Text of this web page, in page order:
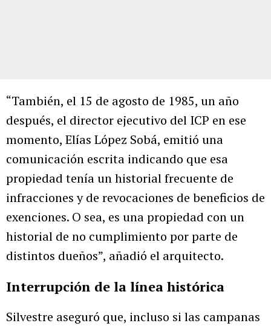
“También, el 15 de agosto de 1985, un año
después, el director ejecutivo del ICP en ese
momento, Elías López Sobá, emitió una
comunicación escrita indicando que esa
propiedad tenía un historial frecuente de
infracciones y de revocaciones de beneficios de
exenciones. O sea, es una propiedad con un
historial de no cumplimiento por parte de
distintos dueños”, añadió el arquitecto.
Interrupción de la línea histórica
Silvestre aseguró que, incluso si las campanas